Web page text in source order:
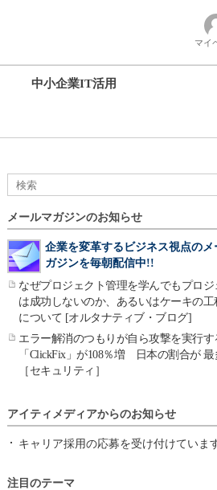
マイ
中小企業IT活用
メールマガジンのお知らせ
企業を変革するビジネス視点のメ
ガジンを毎朝配信中!!
なぜプロジェクト管理を学んでもプロジ
は成功しないのか、あるいはケーキの工
について [オルタナティブ・ブログ]
エラー解消のつもりが自ら攻撃を実行す
「ClickFix」が108％増 日本の割合が 最
［セキュリティ］
アイティメディアからのお知らせ
キャリア採用の応募を受け付けていま
注目のテーマ